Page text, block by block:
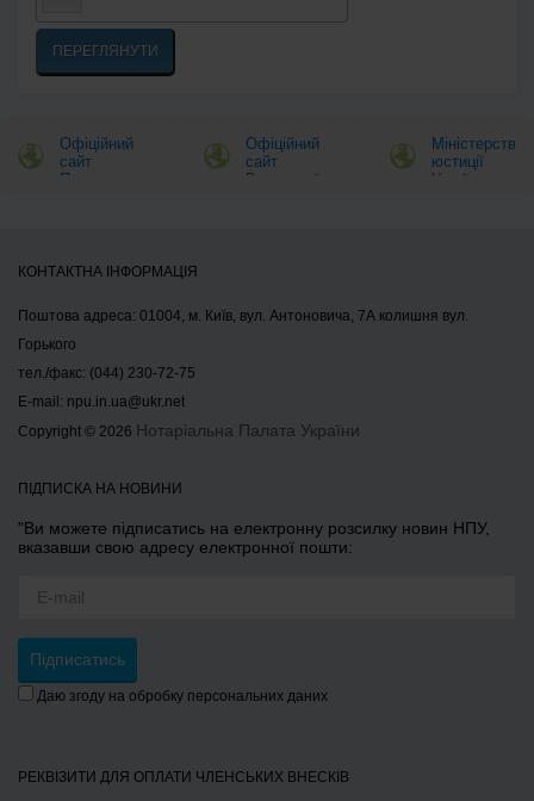
ПЕРЕГЛЯНУТИ
Офіційний
сайт
Президента
Офіційний
сайт
Верховної
Міністерство
юстиції
України
КОНТАКТНА ІНФОРМАЦІЯ
Поштова адреса: 01004, м. Київ, вул. Антоновича, 7А колишня вул.
Горького
тел./факс: (044) 230-72-75
E-mail: npu.in.ua@ukr.net
Copyright © 2026 Нотаріальна Палата України
ПІДПИСКА НА НОВИНИ
"Ви можете підписатись на електронну розсилку новин НПУ,
вказавши свою адресу електронної пошти:
Підписатись
Даю згоду на обробку персональних даних
РЕКВІЗИТИ ДЛЯ ОПЛАТИ ЧЛЕНСЬКИХ ВНЕСКІВ